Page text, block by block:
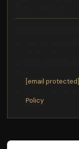
[email protected]
Policy